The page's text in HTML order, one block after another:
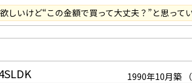
しいけど“この金額で買って大丈夫？”と思って
1990年10月築